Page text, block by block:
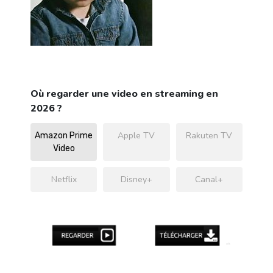
Où regarder une video en streaming en
2026 ?
Amazon Prime
Video
Apple TV Rakuten TV
Netflix Disney+ Canal+